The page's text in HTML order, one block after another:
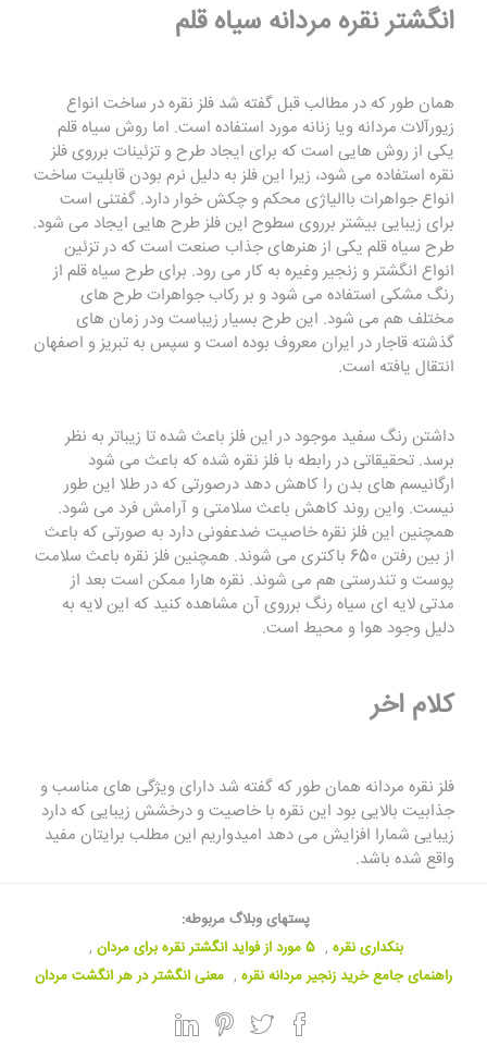
انگشتر نقره مردانه سیاه قلم
همان طور که در مطالب قبل گفته شد فلز نقره در ساخت انواع
زیورآلات مردانه ویا زنانه مورد استفاده است. اما روش سیاه قلم
یکی از روش هایی است که برای ایجاد طرح و تزئینات برروی فلز
نقره استفاده می شود، زیرا این فلز به دلیل نرم بودن قابلیت ساخت
انواع جواهرات باالیاژی محکم و چکش خوار دارد. گفتنی است
برای زیبایی بیشتر برروی سطوح این فلز طرح هایی ایجاد می شود.
طرح سیاه قلم یکی از هنرهای جذاب صنعت است که در تزئین
انواع انگشتر و زنجیر وغیره به کار می رود. برای طرح سیاه قلم از
رنگ مشکی استفاده می شود و بر رکاب جواهرات طرح های
مختلف هم می شود. این طرح بسیار زیباست ودر زمان های
گذشته قاجار در ایران معروف بوده است و سپس به تبریز و اصفهان
انتقال یافته است.
داشتن رنگ سفید موجود در این فلز باعث شده تا زیباتر به نظر
برسد. تحقیقاتی در رابطه با فلز نقره شده که باعث می شود
ارگانیسم های بدن را کاهش دهد درصورتی که در طلا این طور
نیست. واین روند کاهش باعث سلامتی و آرامش فرد می شود.
همچنین این فلز نقره خاصیت ضدعفونی دارد به صورتی که باعث
از بین رفتن 650 باکتری می شوند. همچنین فلز نقره باعث سلامت
پوست و تندرستی هم می شوند. نقره هارا ممکن است بعد از
مدتی لایه ای سیاه رنگ برروی آن مشاهده کنید که این لایه به
دلیل وجود هوا و محیط است.
کلام اخر
فلز نقره مردانه همان طور که گفته شد دارای ویژگی های مناسب و
جذابیت بالایی بود این نقره با خاصیت و درخشش زیبایی که دارد
زیبایی شمارا افزایش می دهد امیدواریم این مطلب برایتان مفید
واقع شده باشد.
پستهای وبلاگ مربوطه:
بنکداری نقره , 5 مورد از فواید انگشتر نقره برای مردان
,
راهنمای جامع خرید زنجیر مردانه نقره , معنی انگشتر در هر انگشت مردان